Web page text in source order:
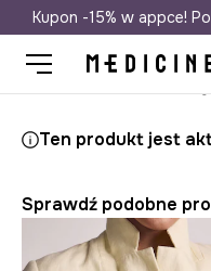
Darmowa
Kupon -15% w appce!
Ten produkt jest
Sprawdź podobne